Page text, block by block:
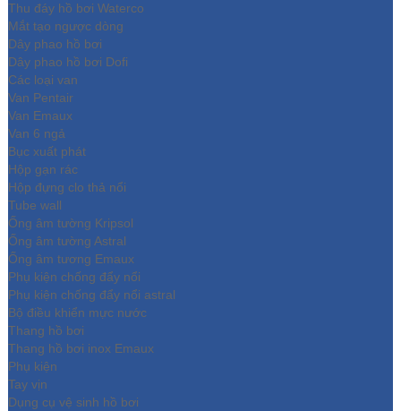
Thu đáy hồ bơi Waterco
Mắt tạo ngược dòng
Dây phao hồ bơi
Dây phao hồ bơi Dofi
Các loại van
Van Pentair
Van Emaux
Van 6 ngả
Bục xuất phát
Hộp gạn rác
Hộp đựng clo thả nổi
Tube wall
Ống âm tường Kripsol
Ống âm tường Astral
Ống âm tương Emaux
Phụ kiện chống đẩy nổi
Phụ kiện chống đẩy nổi astral
Bộ điều khiển mực nước
Thang hồ bơi
Thang hồ bơi inox Emaux
Phụ kiện
Tay vịn
Dụng cụ vệ sinh hồ bơi